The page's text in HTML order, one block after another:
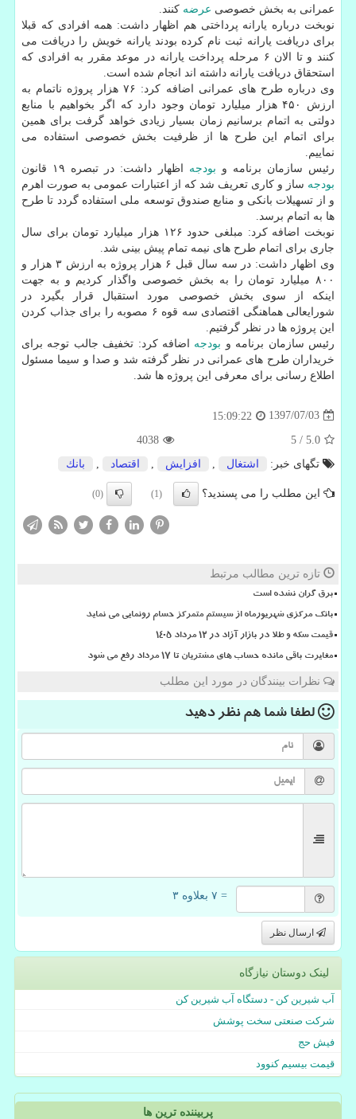
عمرانی به بخش خصوصی عرضه كنند.
نوبخت درباره یارانه پرداختی هم اظهار داشت: همه افرادی كه قبلا
برای دریافت یارانه ثبت نام كرده بودند یارانه خویش را دریافت می
كنند و تا الان ۶ مرحله پرداخت یارانه در موعد مقرر به افرادی كه
استحقاق دریافت یارانه داشته اند انجام شده است.
وی درباره طرح های عمرانی اضافه كرد: ۷۶ هزار پروژه ناتمام به
ارزش ۴۵۰ هزار میلیارد تومان وجود دارد كه اگر بخواهیم با منابع
دولتی به اتمام برسانیم زمان بسیار زیادی خواهد گرفت برای همین
برای اتمام این طرح ها از ظرفیت بخش خصوصی استفاده می
نماییم.
رئیس سازمان برنامه و بودجه اظهار داشت: در تبصره ۱۹ قانون
بودجه ساز و كاری تعریف شد كه از اعتبارات عمومی به صورت اهرم
و از تسهیلات بانكی و منابع صندوق توسعه ملی استفاده گردد تا طرح
ها به اتمام برسد.
نوبخت اضافه كرد: مبلغی حدود ۱۲۶ هزار میلیارد تومان برای سال
جاری برای اتمام طرح های نیمه تمام پیش بینی شد.
وی اظهار داشت: در سه سال قبل ۶ هزار پروژه به ارزش ۳ هزار و
۸۰۰ میلیارد تومان را به بخش خصوصی واگذار كردیم و به جهت
اینكه از سوی بخش خصوصی مورد استقبال قرار بگیرد در
شورایعالی هماهنگی اقتصادی سه قوه ۶ مصوبه را برای جذاب كردن
این پروژه ها در نظر گرفتیم.
رئیس سازمان برنامه و بودجه اضافه كرد: تخفیف جالب توجه برای
خریداران طرح های عمرانی در نظر گرفته شد و صدا و سیما مسئول
اطلاع رسانی برای معرفی این پروژه ها شد.
1397/07/03
15:09:22
5.0
/
5
4038
تگهای خبر:
اشتغال افزایش اقتصاد بانك
این مطلب را می پسندید؟ (1)
(0)
تازه ترین مطالب مرتبط
برق گران نشده است
بانک مرکزی شهریورماه از سیستم متمرکز حسام رونمایی می نماید
قیمت سکه و طلا در بازار آزاد در ۱۲ مرداد ۱۴۰۵
مغایرت باقی مانده حساب های مشتریان تا 17 مرداد رفع می شود
نظرات بینندگان در مورد این مطلب
لطفا شما همنظر دهید
= ۷ بعلاوه ۳
ارسال نظر
لینک دوستان نیازگاه
آب شیرین کن - دستگاه آب شیرین کن
شرکت صنعتی سخت پوشش
فیش حج
قیمت بیسیم کنوود
پربیننده ترین ها